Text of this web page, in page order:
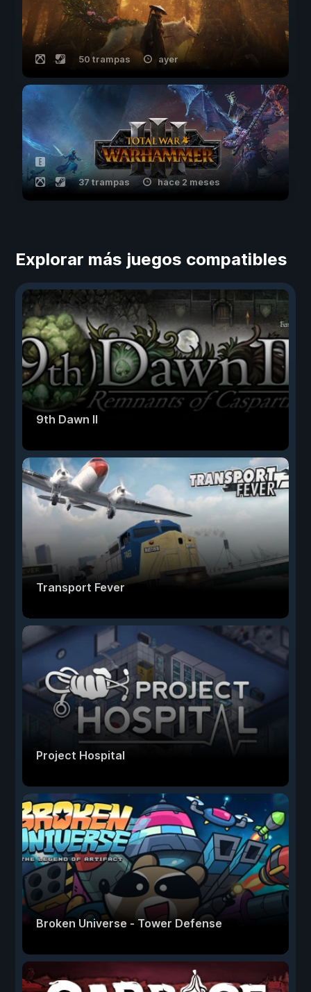
50 trampas ayer
37 trampas hace 2 meses
Explorar más juegos compatibles
9th Dawn II
Transport Fever
Project Hospital
Broken Universe - Tower Defense